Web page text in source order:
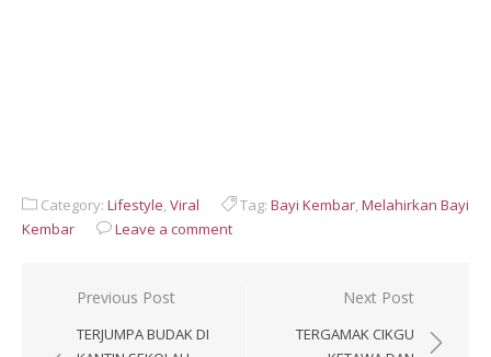
Category: Lifestyle,Viral Tag: Bayi Kembar,Melahirkan Bayi
Kembar
Leave a comment
Post
navigation
Previous Post
TERJUMPA BUDAK DI
Next Post
TERGAMAK CIKGU